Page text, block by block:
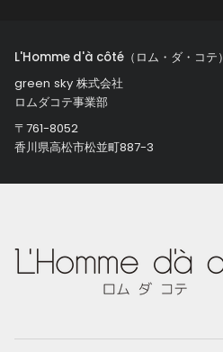
L'Homme d'à côté（ロム・ダ・コテ）
green sky 株式会社
ロムダコテ事業部
〒761-8052
香川県高松市松並町887-3